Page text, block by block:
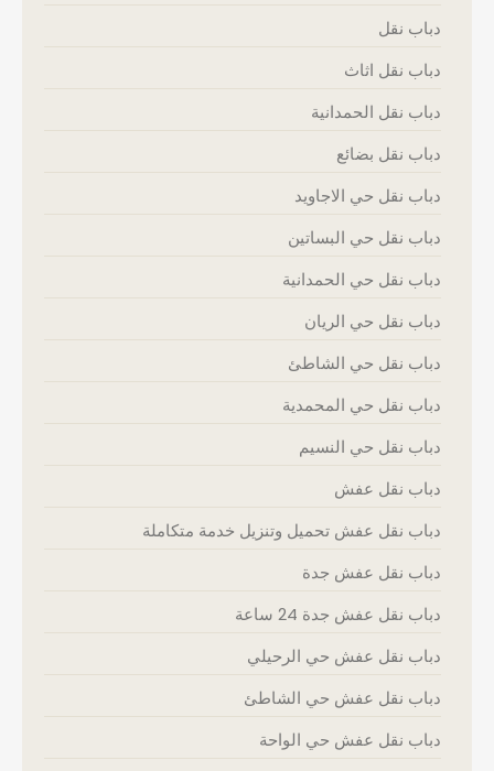
دباب نقل
دباب نقل اثاث
دباب نقل الحمدانية
دباب نقل بضائع
دباب نقل حي الاجاويد
دباب نقل حي البساتين
دباب نقل حي الحمدانية
دباب نقل حي الريان
دباب نقل حي الشاطئ
دباب نقل حي المحمدية
دباب نقل حي النسيم
دباب نقل عفش
دباب نقل عفش تحميل وتنزيل خدمة متكاملة
دباب نقل عفش جدة
دباب نقل عفش جدة 24 ساعة
دباب نقل عفش حي الرحيلي
دباب نقل عفش حي الشاطئ
دباب نقل عفش حي الواحة